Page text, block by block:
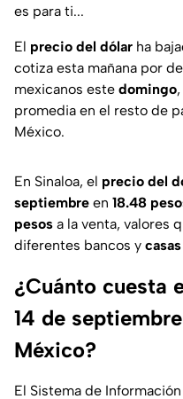
es para ti...
El precio del dólar ha
cotiza esta mañana por
mexicanos este domingo
promedia en el resto de
México.
En Sinaloa, el precio del
septiembre en 18.48
pesos a la venta, valores
diferentes bancos y
¿Cuánto cuesta
14 de
México?
El Sistema de